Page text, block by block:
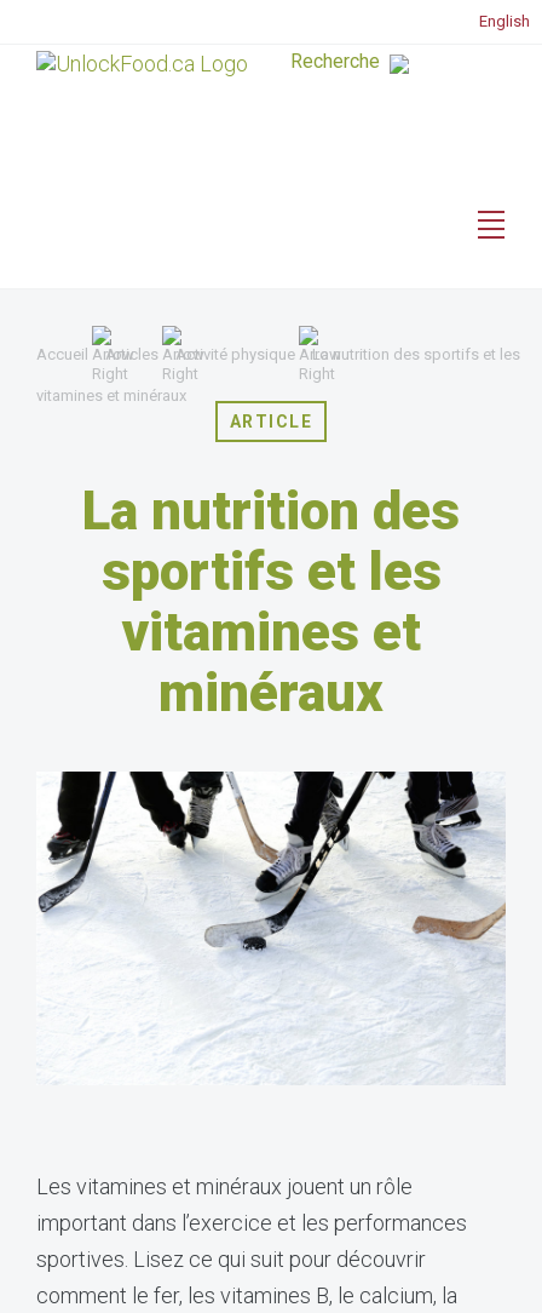
English
Accueil Articles Activité physique La nutrition des sportifs et les
vitamines et minéraux
ARTICLE
La nutrition des
sportifs et les
vitamines et
minéraux
Les vitamines et minéraux jouent un rôle
important dans l’exercice et les performances
sportives. Lisez ce qui suit pour découvrir
comment le fer, les vitamines B, le calcium, la